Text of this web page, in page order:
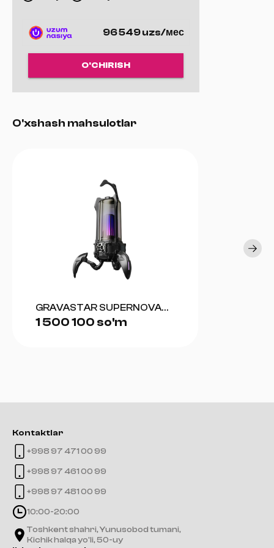
96 549 uzs/мес
O'CHIRISH
O'xshash mahsulotlar
GRAVASTAR SUPERNOVA
BLUETOOTH SPEAKER
1 500 100 so'm
Kontaktlar
+998 97 471 00 99
+998 97 461 00 99
+998 97 481 00 99
10:00-20:00
Toshkent shahri, Yunusobod tumani,
Kichik halqa yo'li, 50-uy